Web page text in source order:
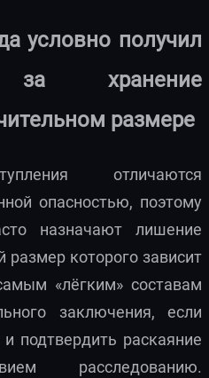
условно получил
за хранение
размере
отличаются
опасностью, поэтому
назначают лишение
которого зависит
«лёгким» составам
заключения, если
подтвердить раскаяние
расследованию.